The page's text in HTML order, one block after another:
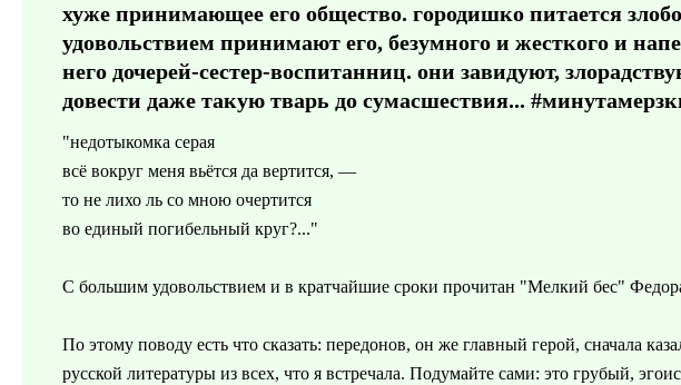
хуже принимающее его общество. городишко питается
удовольствием принимают его, безумного и жесткого и
него дочерей-сестер-воспитанниц. они завидуют,
довести даже такую тварь до сумасшествия...
"недотыкомка серая
всё вокруг меня вьётся да вертится, —
то не лихо ль со мною очертится
во единый погибельный круг?..."
С большим удовольствием и в кратчайшие сроки прочитан "Мелкий бес"
По этому поводу есть что сказать: передонов, он же главный герой, сначала
русской литературы из всех, что я встречала. Подумайте сами: это грубый,